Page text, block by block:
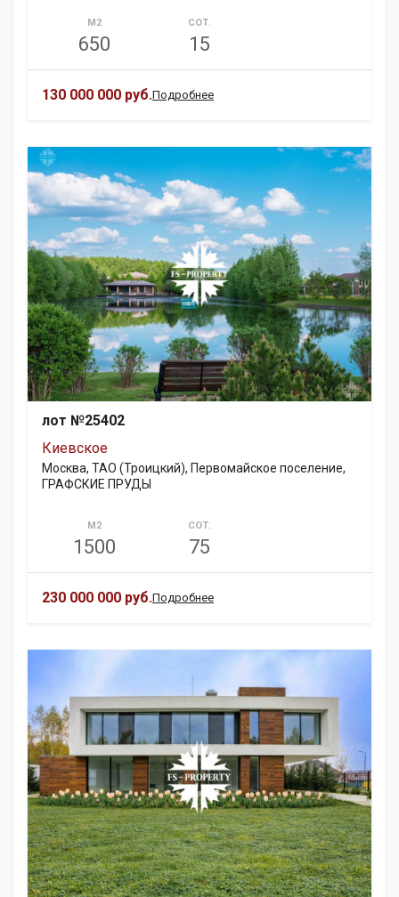
М2
650
СОТ.
15
130 000 000 руб.Подробнее
лот №25402
Киевское
Москва, ТАО (Троицкий), Первомайское поселение,
ГРАФСКИЕ ПРУДЫ
М2
1500
СОТ.
75
230 000 000 руб.Подробнее